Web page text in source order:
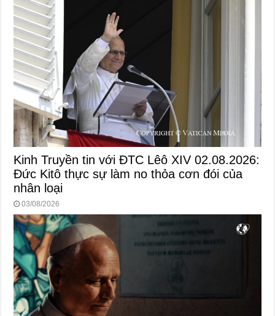
Kinh Truyền tin với ĐTC Lêô XIV 02.08.2026:
Đức Kitô thực sự làm no thỏa cơn đói của
nhân loại
03/08/2026